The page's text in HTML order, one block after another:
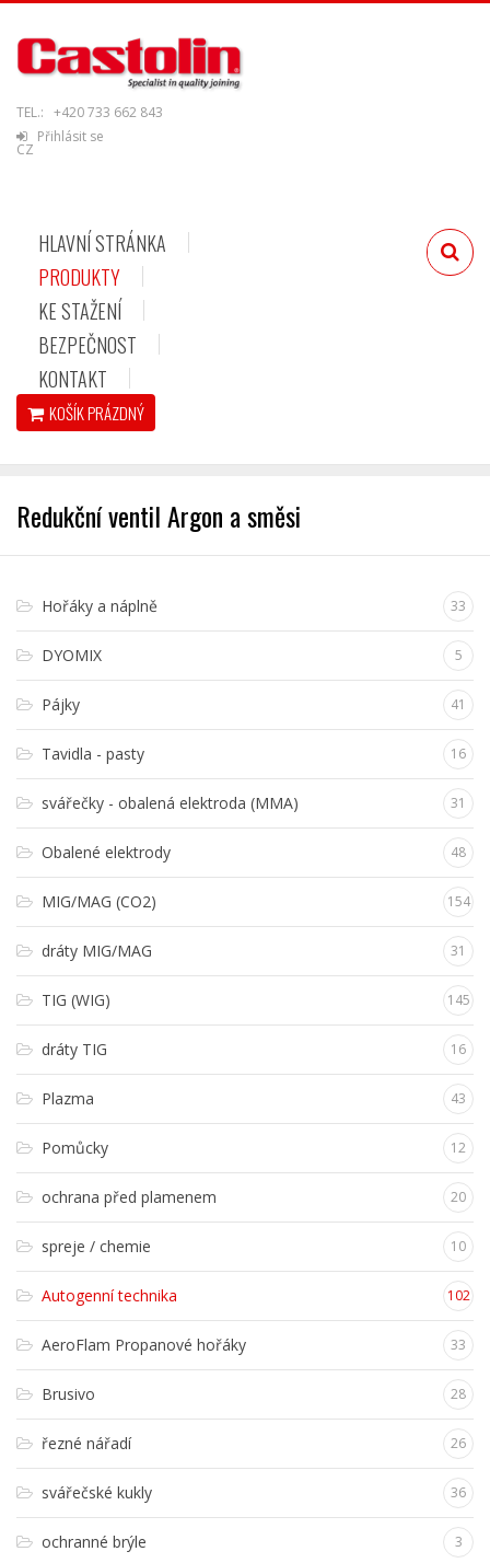
TEL.: +420 733 662 843
Přihlásit se
CZ
HLAVNÍ STRÁNKA
PRODUKTY
KE STAŽENÍ
BEZPEČNOST
KONTAKT
KOŠÍKPRÁZDNÝ
Redukční ventil Argon a směsi
Hořáky a náplně 33
DYOMIX 5
Pájky 41
Tavidla - pasty 16
svářečky - obalená elektroda (MMA) 31
Obalené elektrody 48
MIG/MAG (CO2) 154
dráty MIG/MAG 31
TIG (WIG) 145
dráty TIG 16
Plazma 43
Pomůcky 12
ochrana před plamenem 20
spreje / chemie 10
Autogenní technika 102
AeroFlam Propanové hořáky 33
Brusivo 28
řezné nářadí 26
svářečské kukly 36
ochranné brýle 3